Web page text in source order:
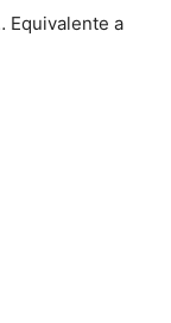
Equivalente a